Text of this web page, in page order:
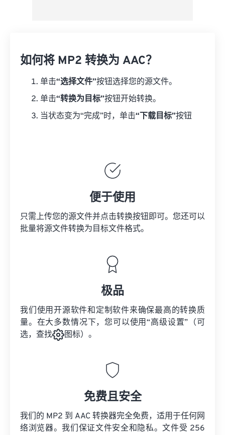
如何将 MP2 转换为 AAC？
单击“选择文件”按钮选择您的源文件。
单击“转换为目标”按钮开始转换。
当状态变为“完成”时，单击“下载目标”按钮
便于使用
只需上传您的源文件并点击转换按钮即可。您还可以
批量将源文件转换为目标文件格式。
极品
我们使用开源软件和定制软件来确保最高的转换质
量。在大多数情况下，您可以使用“高级设置”（可
选，查找
图标）。
免费且安全
我们的 MP2 到 AAC 转换器完全免费，适用于任何网
络浏览器。我们保证文件安全和隐私。文件受 256